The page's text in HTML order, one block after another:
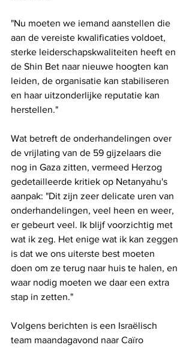
"Nu moeten we iemand aanstellen die
aan de vereiste kwalificaties voldoet,
sterke leiderschapskwaliteiten heeft en
de Shin Bet naar nieuwe hoogten kan
leiden, de organisatie kan stabiliseren
en haar uitzonderlijke reputatie kan
herstellen."
Wat betreft de onderhandelingen over
de vrijlating van de 59 gijzelaars die
nog in Gaza zitten, vermeed Herzog
gedetailleerde kritiek op Netanyahu's
aanpak: "Dit zijn zeer delicate uren van
onderhandelingen, veel heen en weer,
er gebeurt veel. Ik blijf voorzichtig met
wat ik zeg. Het enige wat ik kan zeggen
is dat we ons uiterste best moeten
doen om ze terug naar huis te halen, en
waar nodig moeten we daar een extra
stap in zetten."
Volgens berichten is een Israëlisch
team maandagavond naar Caïro